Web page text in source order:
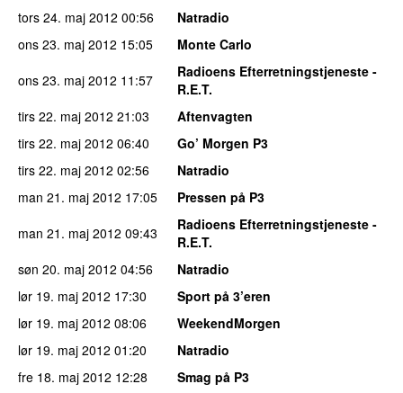
tors 24. maj 2012 00:56
Natradio
ons 23. maj 2012 15:05
Monte Carlo
ons 23. maj 2012 11:57
Radioens Efterretningstjeneste -
R.E.T.
tirs 22. maj 2012 21:03
Aftenvagten
tirs 22. maj 2012 06:40
Go’ Morgen P3
tirs 22. maj 2012 02:56
Natradio
man 21. maj 2012 17:05
Pressen på P3
man 21. maj 2012 09:43
Radioens Efterretningstjeneste -
R.E.T.
søn 20. maj 2012 04:56
Natradio
lør 19. maj 2012 17:30
Sport på 3’eren
lør 19. maj 2012 08:06
WeekendMorgen
lør 19. maj 2012 01:20
Natradio
fre 18. maj 2012 12:28
Smag på P3